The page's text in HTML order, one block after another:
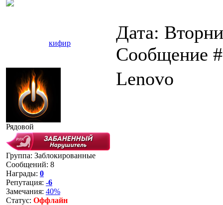
кифир
Дата:
Сообщение
Рядовой
Группа: Заблокированные
Сообщений: 8
Награды: 0
Репутация: -6
Замечания: 40%
Статус: Оффлайн
Lenovo